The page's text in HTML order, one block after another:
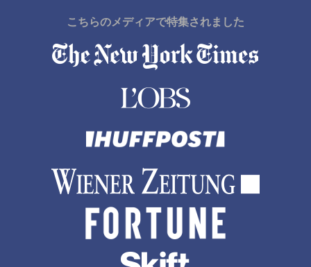
佐野市でのホテルこちらのメディアで特集されました